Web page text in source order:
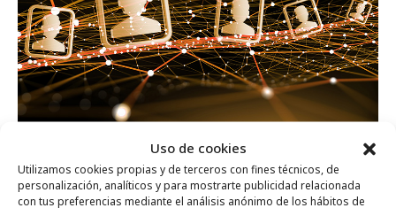
Uso de cookies
Utilizamos cookies propias y de terceros con fines técnicos, de
personalización, analíticos y para mostrarte publicidad relacionada
con tus preferencias mediante el análisis anónimo de los hábitos de
miércoles, 3 de junio 2026
Seguir comportamientos, no perfiles